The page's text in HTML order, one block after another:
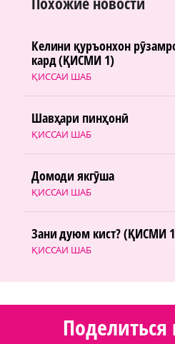
ҚИССАИ ШАБ
Келини қуръонхон
кард (ҚИСМИ 1)
ҚИССАИ ШАБ
Шавҳари пинҳонӣ
ҚИССАИ ШАБ
Домоди якгӯша
ҚИССАИ ШАБ
Зани дуюм кист? (ҚИСМИ